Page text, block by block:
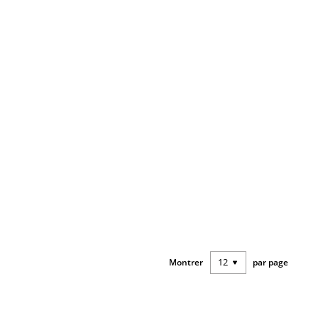
Montrer par page